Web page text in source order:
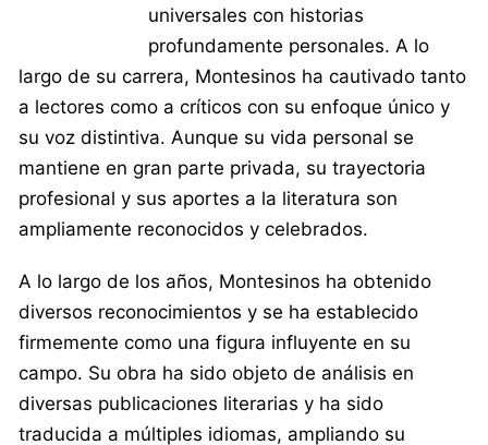
universales con historias
profundamente personales. A lo
largo de su carrera, Montesinos ha cautivado tanto
a lectores como a críticos con su enfoque único y
su voz distintiva. Aunque su vida personal se
mantiene en gran parte privada, su trayectoria
profesional y sus aportes a la literatura son
ampliamente reconocidos y celebrados.
A lo largo de los años, Montesinos ha obtenido
diversos reconocimientos y se ha establecido
firmemente como una figura influyente en su
campo. Su obra ha sido objeto de análisis en
diversas publicaciones literarias y ha sido
traducida a múltiples idiomas, ampliando su